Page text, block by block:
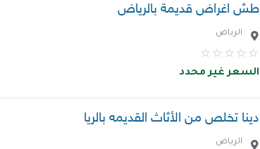
طش اغراض قديمة بالرياض
الرياض
السعر غير محدد
دينا تخلص من الأثاث القديمه بالريا
الرياض